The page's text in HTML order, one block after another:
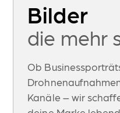
Bilder
die mehr
Ob
Kanäle – wir